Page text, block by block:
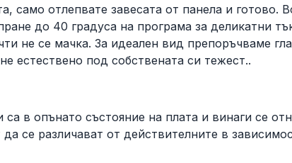
само отлепвате завесата от панела и
до 40 градуса на програма за деликатни
не се мачка. За идеален вид препоръчваме
естествено под собствената си тежест..
в опънато състояние на плата и винаги се
се различават от действителните в